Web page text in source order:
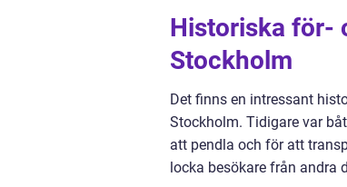
Historiska för-
Stockholm
Det finns en intressant
Stockholm. Tidigare var
att pendla och för att
locka besökare från andra